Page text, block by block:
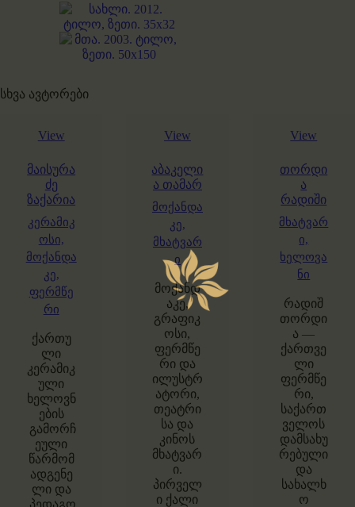
სხვა ავტორები
View
მაისურა
ძე
ზაქარია
კერამიკ
ოსი,
მოქანდა
კე,
ფერმწე
რი
ქართუ
ლი
კერამიკ
ული
ხელოვნ
ების
გამორჩ
ეული
წარმომ
ადგენე
ლი და
პედაგო
View
აბაკელი
ა თამარ
მოქანდა
კე,
მხატვარ
ი
მოქანდ
აკე,
გრაფიკ
ოსი,
ფერმწე
რი და
ილუსტრ
ატორი,
თეატრი
სა და
კინოს
მხატვარ
ი.
პირველ
ი ქალი
View
თორდი
ა
რადიში
მხატვარ
ი,
ხელოვა
ნი
რადიშ
თორდი
ა —
ქართვე
ლი
ფერმწე
რი,
საქართ
ველოს
დამსახუ
რებული
და
სახალხ
ო